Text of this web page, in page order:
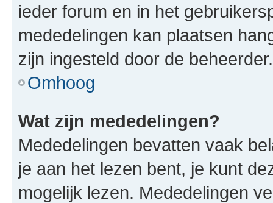
ieder forum en in het
mededelingen kan plaatsen
zijn ingesteld door de beheerder.
Omhoog
Wat zijn mededelingen?
Mededelingen bevatten vaak
je aan het lezen bent, je kunt
mogelijk lezen. Mededelingen